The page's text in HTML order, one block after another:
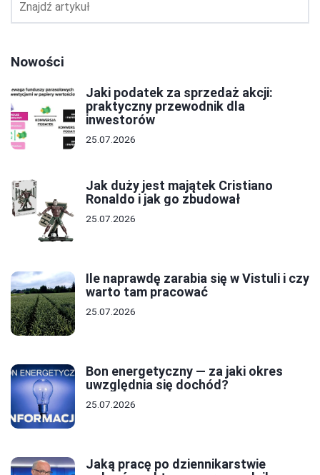
Nowości
Jaki podatek za sprzedaż akcji:
praktyczny przewodnik dla
inwestorów
25.07.2026
Jak duży jest majątek Cristiano
Ronaldo i jak go zbudował
25.07.2026
Ile naprawdę zarabia się w Vistuli i czy
warto tam pracować
25.07.2026
Bon energetyczny — za jaki okres
uwzględnia się dochód?
25.07.2026
Jaką pracę po dziennikarstwie